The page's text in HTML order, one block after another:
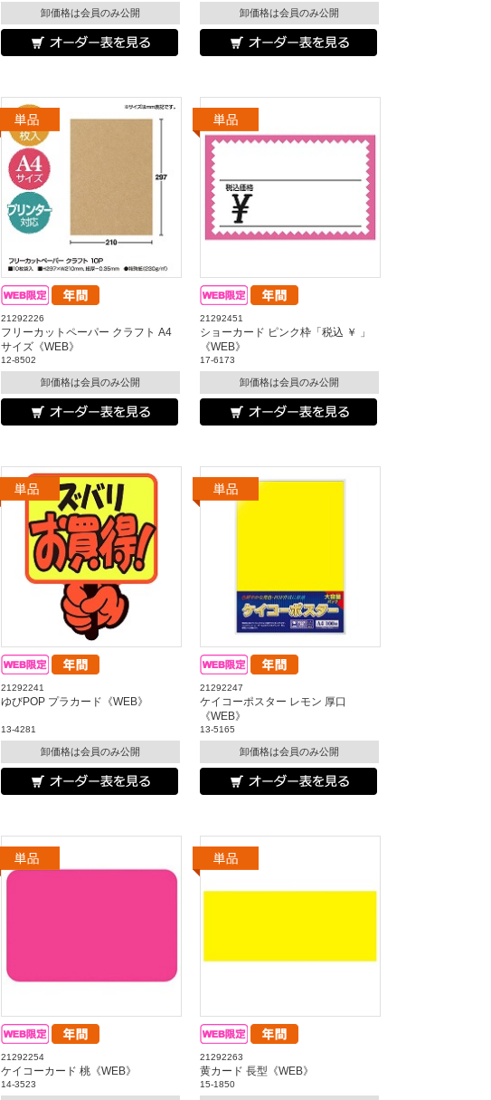
卸価格は会員のみ公開 卸価格は会員のみ公開
21292226
フリーカットペーパー クラフト A4
サイズ《WEB》
12-8502
卸価格は会員のみ公開
21292451
ショーカード ピンク枠「税込 ￥ 」
《WEB》
17-6173
卸価格は会員のみ公開
21292241
ゆびPOP プラカード《WEB》
13-4281
卸価格は会員のみ公開
21292247
ケイコーポスター レモン 厚口
《WEB》
13-5165
卸価格は会員のみ公開
21292254
ケイコーカード 桃《WEB》
14-3523
21292263
黄カード 長型《WEB》
15-1850